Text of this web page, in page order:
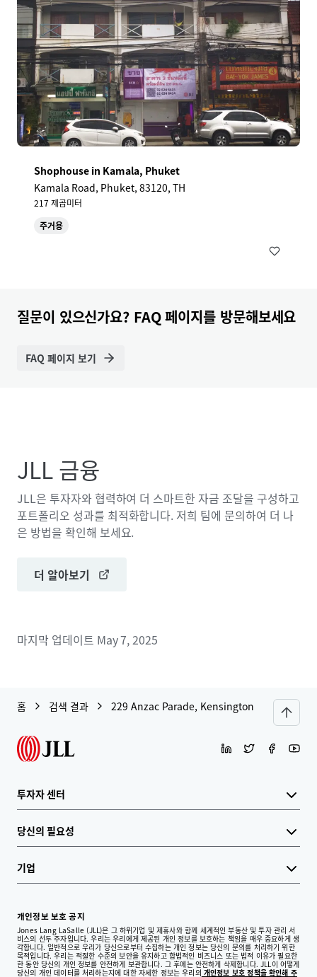
Shophouse in Kamala, Phuket
Kamala Road, Phuket, 83120, TH
217 제곱미터
주거용
질문이 있으신가요? FAQ 페이지를 방문해보세요
FAQ 페이지 보기
JLL 금융
JLL은 투자자와 협력하여 더 스마트한 자금 조달을 구성하고
포트폴리오 성과를 최적화합니다. 저희 팀에 문의하여 더 나
은 방법을 확인해 보세요.
더 알아보기
마지막 업데이트 May 7, 2025
홈 검색 결과 229 Anzac Parade, Kensington
투자자 센터
당신의 필요성
기업
개인정보 보호 공지
Jones Lang LaSalle (JLL)은 그 하위기업 및 제휴사와 함께 세계적인 부동산 및 투자 관리 서
비스의 선두 주자입니다. 우리는 우리에게 제공된 개인 정보를 보호하는 책임을 매우 중요하게 생
각합니다. 일반적으로 우리가 당신으로부터 수집하는 개인 정보는 당신의 문의를 처리하기 위한
목적입니다. 우리는 적절한 수준의 보안을 유지하고 합법적인 비즈니스 또는 법적 이유가 필요한
한 동안 당신의 개인 정보를 안전하게 보관합니다. 그 후에는 안전하게 삭제합니다. JLL이 어떻게
당신의 개인 데이터를 처리하는지에 대한 자세한 정보는 우리의 개인정보 보호 정책을 확인해 주